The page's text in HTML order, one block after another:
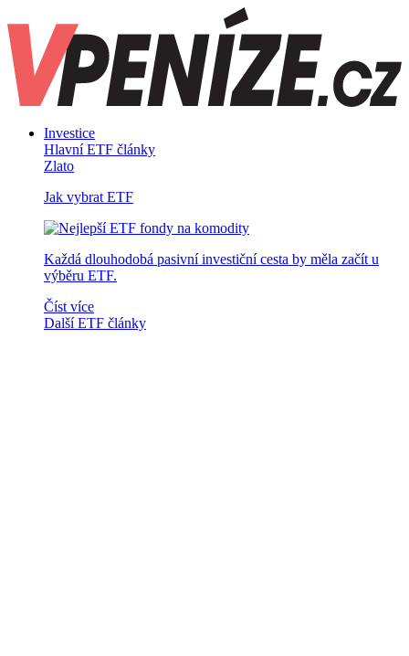
Investice
Hlavní ETF články
Zlato
Jak vybrat ETF
Každá dlouhodobá pasivní investiční cesta by měla začít u
výběru ETF.
Číst více
Další ETF články